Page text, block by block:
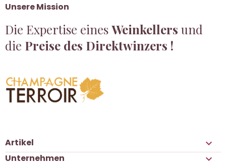
Unsere Mission
Die Expertise einesWeinkellers und
die Preise des Direktwinzers !
Artikel 
Unternehmen 